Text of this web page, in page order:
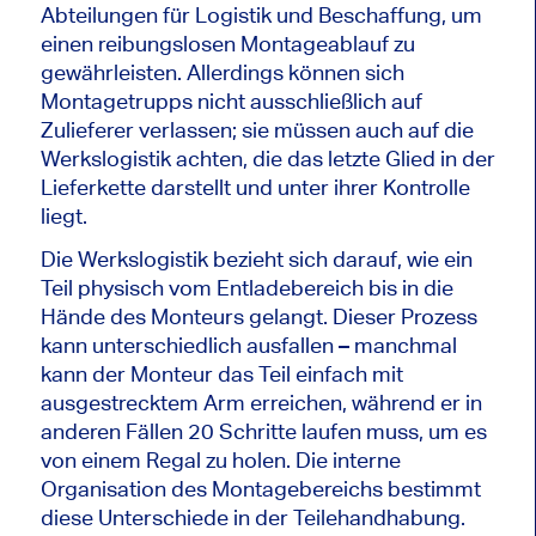
Abteilungen für Logistik und Beschaffung, um
einen reibungslosen Montageablauf zu
gewährleisten. Allerdings können sich
Montagetrupps nicht ausschließlich auf
Zulieferer verlassen; sie müssen auch auf die
Werkslogistik achten, die das letzte Glied in der
Lieferkette darstellt und unter ihrer Kontrolle
liegt.
Die Werkslogistik bezieht sich darauf, wie ein
Teil physisch vom Entladebereich bis in die
Hände des Monteurs gelangt. Dieser Prozess
kann unterschiedlich ausfallen – manchmal
kann der Monteur das Teil einfach mit
ausgestrecktem Arm erreichen, während er in
anderen Fällen 20 Schritte laufen muss, um es
von einem Regal zu holen. Die interne
Organisation des Montagebereichs bestimmt
diese Unterschiede in der Teilehandhabung.